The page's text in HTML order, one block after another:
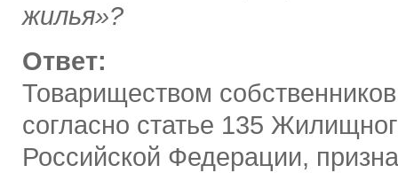
жилья»?
Ответ:
Товариществом
согласно статье 135
Российской Федерации,